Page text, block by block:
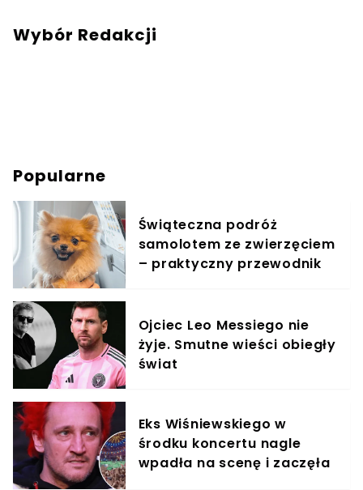
Wybór Redakcji
Popularne
Świąteczna podróż
samolotem ze zwierzęciem
– praktyczny przewodnik
Ojciec Leo Messiego nie
żyje. Smutne wieści obiegły
świat
Eks Wiśniewskiego w
środku koncertu nagle
wpadła na scenę i zaczęła